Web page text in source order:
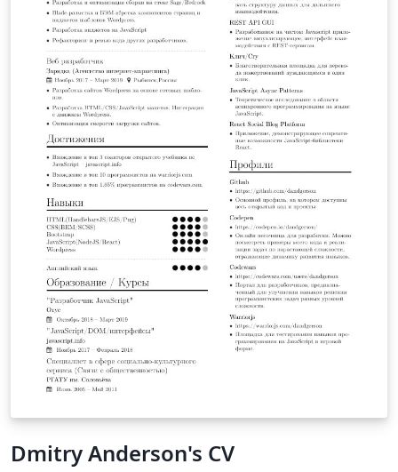
Dmitry Anderson's CV